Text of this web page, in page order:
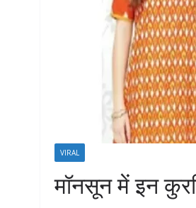
VIRAL
मॉनसून में इन